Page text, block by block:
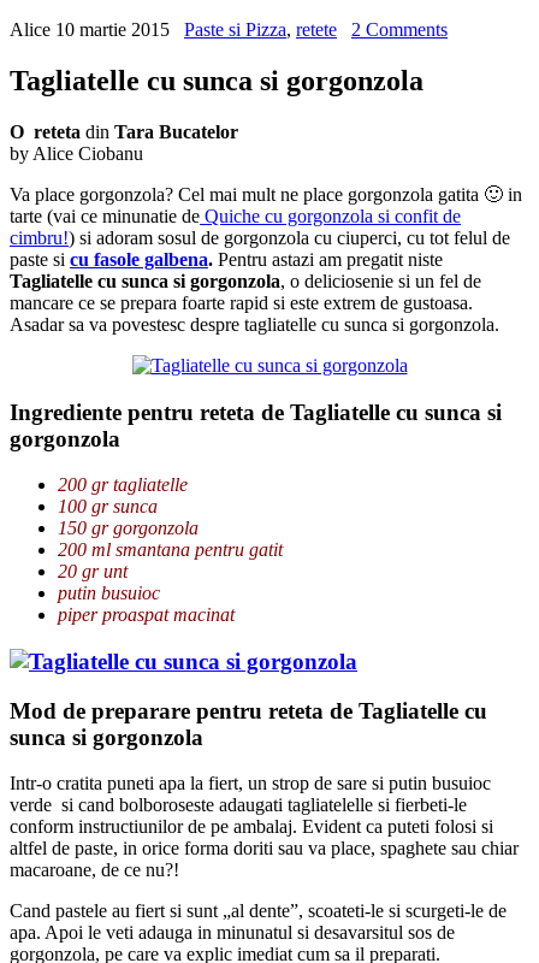
Alice 10 martie 2015 Paste si Pizza, retete 2 Comments
Tagliatelle cu sunca si gorgonzola
O reteta din Tara Bucatelor
by Alice Ciobanu
Va place gorgonzola? Cel mai mult ne place gorgonzola gatita 🙂 in
tarte (vai ce minunatie de Quiche cu gorgonzola si confit de
cimbru!) si adoram sosul de gorgonzola cu ciuperci, cu tot felul de
paste si cu fasole galbena. Pentru astazi am pregatit niste
Tagliatelle cu sunca si gorgonzola, o deliciosenie si un fel de
mancare ce se prepara foarte rapid si este extrem de gustoasa.
Asadar sa va povestesc despre tagliatelle cu sunca si gorgonzola.
Ingrediente pentru reteta de Tagliatelle cu sunca si
gorgonzola
200 gr tagliatelle
100 gr sunca
150 gr gorgonzola
200 ml smantana pentru gatit
20 gr unt
putin busuioc
piper proaspat macinat
Mod de preparare pentru reteta de Tagliatelle cu
sunca si gorgonzola
Intr-o cratita puneti apa la fiert, un strop de sare si putin busuioc
verde si cand bolboroseste adaugati tagliatelelle si fierbeti-le
conform instructiunilor de pe ambalaj. Evident ca puteti folosi si
altfel de paste, in orice forma doriti sau va place, spaghete sau chiar
macaroane, de ce nu?!
Cand pastele au fiert si sunt „al dente”, scoateti-le si scurgeti-le de
apa. Apoi le veti adauga in minunatul si desavarsitul sos de
gorgonzola, pe care va explic imediat cum sa il preparati.